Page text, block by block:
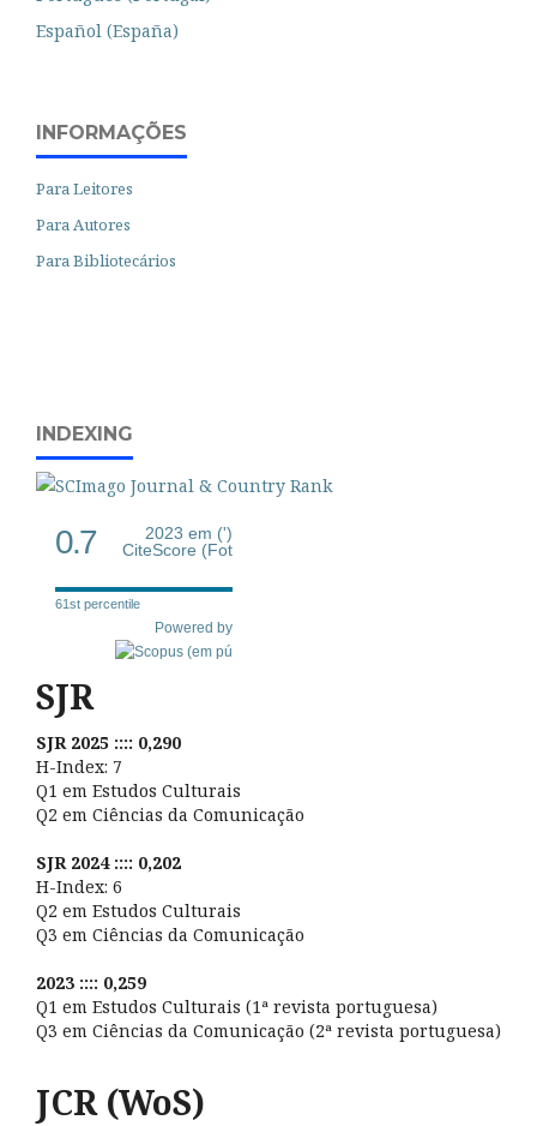
Español (España)
INFORMAÇÕES
Para Leitores
Para Autores
Para Bibliotecários
INDEXING
0.7
2023 em (')
CiteScore (Fot
61st percentile
Powered by
SJR
SJR 2025 :::: 0,290
H-Index: 7
Q1 em Estudos Culturais
Q2 em Ciências da Comunicação
SJR 2024 :::: 0,202
H-Index: 6
Q2 em Estudos Culturais
Q3 em Ciências da Comunicação
2023 :::: 0,259
Q1 em Estudos Culturais (1ª revista portuguesa)
Q3 em Ciências da Comunicação (2ª revista portuguesa)
JCR (WoS)